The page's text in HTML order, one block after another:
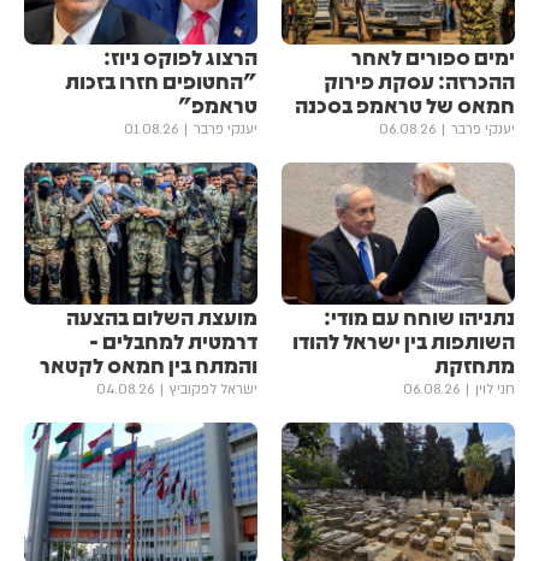
ימים ספורים לאחר
ההכרזה: עסקת פירוק
חמאס של טראמפ בסכנה
יענקי פרבר 06.08.26
הרצוג לפוקס ניוז:
"החטופים חזרו בזכות
טראמפ"
יענקי פרבר 01.08.26
נתניהו שוחח עם מודי:
השותפות בין ישראל להודו
מתחזקת
חני לוין 06.08.26
מועצת השלום בהצעה
דרמטית למחבלים -
והמתח בין חמאס לקטאר
ישראל לפקוביץ 04.08.26